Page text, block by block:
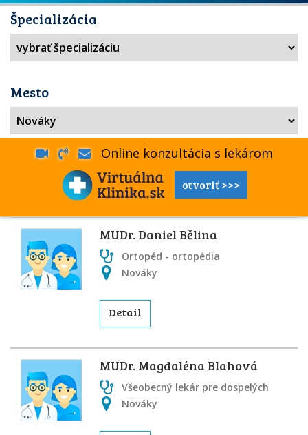
Špecializácia
Mesto
Online konzultácia s lekárom
otvoriť >>>
MUDr. Daniel Bělina
Ortopéd - ortopédia
Nováky
Detail
MUDr. Magdaléna Blahová
Všeobecný lekár pre dospelých
Nováky